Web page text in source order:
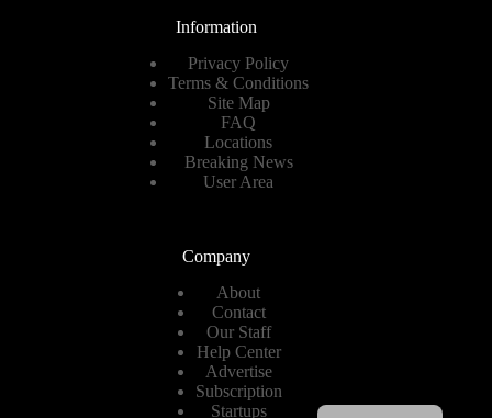
Information
Privacy Policy
Terms & Conditions
Site Map
FAQ
Locations
Breaking News
User Area
Company
About
Contact
Our Staff
Help Center
Advertise
Subscription
Startups